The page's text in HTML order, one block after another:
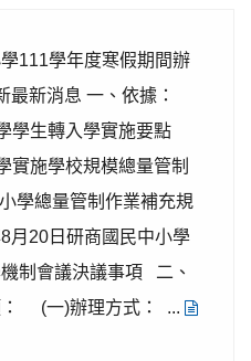
111學年度寒假期間辦
最新消息 一、依據：
學生轉入學實施要點
實施學校規模總量管制
學總量管制作業補充規
20日研商國民中小學
制會議決議事項 二、
： (一)辦理方式： ...